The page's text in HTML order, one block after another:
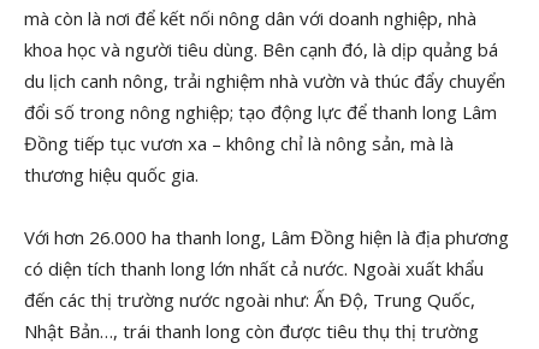
mà còn là nơi để kết nối nông dân với doanh nghiệp, nhà
khoa học và người tiêu dùng. Bên cạnh đó, là dịp quảng bá
du lịch canh nông, trải nghiệm nhà vườn và thúc đẩy chuyển
đổi số trong nông nghiệp; tạo động lực để thanh long Lâm
Đồng tiếp tục vươn xa – không chỉ là nông sản, mà là
thương hiệu quốc gia.
Với hơn 26.000 ha thanh long, Lâm Đồng hiện là địa phương
có diện tích thanh long lớn nhất cả nước. Ngoài xuất khẩu
đến các thị trường nước ngoài như: Ấn Độ, Trung Quốc,
Nhật Bản…, trái thanh long còn được tiêu thụ thị trường